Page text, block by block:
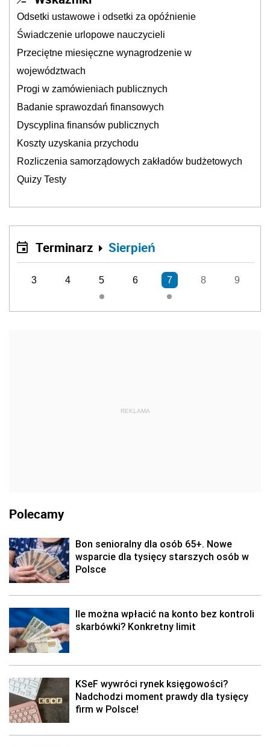
Odsetki ustawowe i odsetki za opóźnienie
Świadczenie urlopowe nauczycieli
Przeciętne miesięczne wynagrodzenie w
województwach
Progi w zamówieniach publicznych
Badanie sprawozdań finansowych
Dyscyplina finansów publicznych
Koszty uzyskania przychodu
Rozliczenia samorządowych zakładów budżetowych
Quizy Testy
Terminarz Sierpień
3 4 5 6 7 8 9
REKLAMA
Polecamy
Bon senioralny dla osób 65+. Nowe
wsparcie dla tysięcy starszych osób w
Polsce
Ile można wpłacić na konto bez kontroli
skarbówki? Konkretny limit
KSeF wywróci rynek księgowości?
Nadchodzi moment prawdy dla tysięcy
firm w Polsce!